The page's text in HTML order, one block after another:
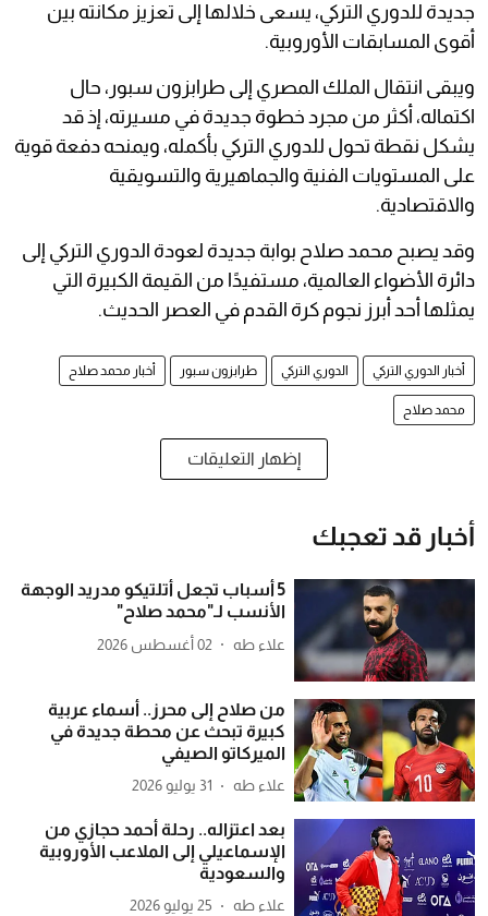
جديدة للدوري التركي، يسعى خلالها إلى تعزيز مكانته بين
أقوى المسابقات الأوروبية.
ويبقى انتقال الملك المصري إلى طرابزون سبور، حال
اكتماله، أكثر من مجرد خطوة جديدة في مسيرته، إذ قد
يشكل نقطة تحول للدوري التركي بأكمله، ويمنحه دفعة قوية
على المستويات الفنية والجماهيرية والتسويقية
والاقتصادية.
وقد يصبح محمد صلاح بوابة جديدة لعودة الدوري التركي إلى
دائرة الأضواء العالمية، مستفيدًا من القيمة الكبيرة التي
يمثلها أحد أبرز نجوم كرة القدم في العصر الحديث.
أخبار الدوري التركي الدوري التركي طرابزون سبور أخبار محمد صلاح
محمد صلاح
إظهار التعليقات
أخبار قد تعجبك
5 أسباب تجعل أتلتيكو مدريد الوجهة
الأنسب لـ"محمد صلاح"
علاء طه 02 أغسطس 2026
من صلاح إلى محرز.. أسماء عربية
كبيرة تبحث عن محطة جديدة في
الميركاتو الصيفي
علاء طه 31 يوليو 2026
بعد اعتزاله.. رحلة أحمد حجازي من
الإسماعيلي إلى الملاعب الأوروبية
والسعودية
علاء طه 25 يوليو 2026